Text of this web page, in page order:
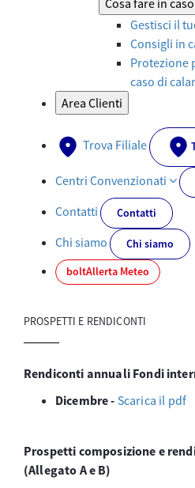
Gestisci il
Consigli in
Protezione
caso di
Area Clienti
Trova Filiale
Centri Convenzionati
Contatti Contatti
Chi siamo
Chi siamo
boltAllerta Meteo
PROSPETTI E RENDICONTI
Rendiconti annuali Fondi
Dicembre - Scarica il pdf
Prospetti composizione e
(Allegato A e B)